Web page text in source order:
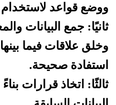
ووضع قواعد
ثانيًا: جمع البيانات
وخلق علاقات فيما
استفادة صحيحة.
ثالثًا: اتخاذ قرارات